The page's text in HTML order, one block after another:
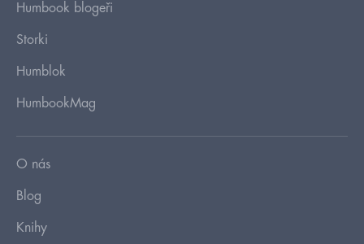
Humbook blogeři
Storki
Humblok
HumbookMag
O nás
Blog
Knihy